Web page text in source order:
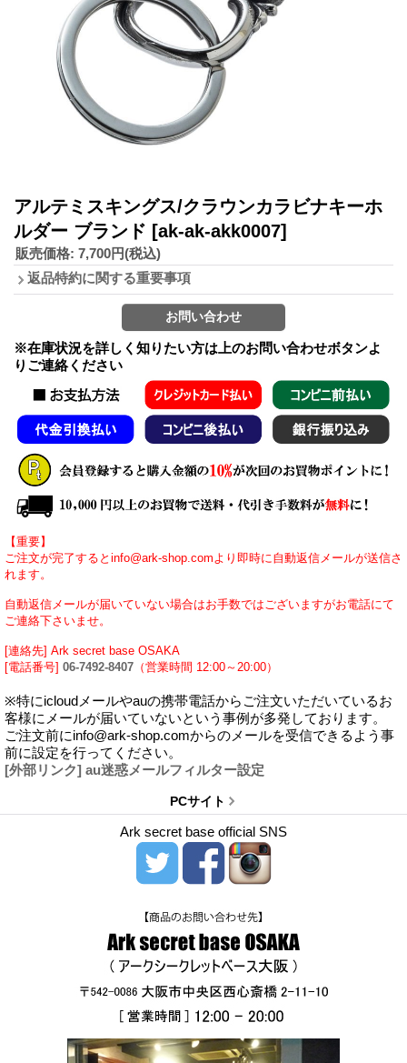
アルテミスキングス/クラウンカラビナキーホ
ルダー ブランド [ak-ak-akk0007]
販売価格: 7,700円(税込)
返品特約に関する重要事項
※在庫状況を詳しく知りたい方は上のお問い合わせボタンよ
りご連絡ください
【重要】
ご注文が完了するとinfo@ark-shop.comより即時に自動返信メールが送信さ
れます。
自動返信メールが届いていない場合はお手数ではございますがお電話にて
ご連絡下さいませ。
[連絡先] Ark secret base OSAKA
[電話番号] 06-7492-8407 （営業時間 12:00～20:00）
※特にicloudメールやauの携帯電話からご注文いただいているお
客様にメールが届いていないという事例が多発しております。
ご注文前にinfo@ark-shop.comからのメールを受信できるよう事
前に設定を行ってください。
[外部リンク] au迷惑メールフィルター設定
PCサイト
Ark secret base official SNS